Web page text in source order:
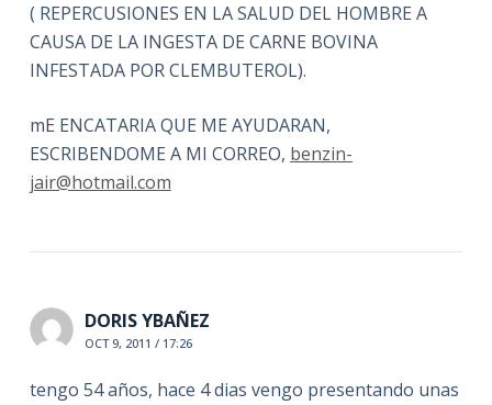
( REPERCUSIONES EN LA SALUD DEL HOMBRE A
CAUSA DE LA INGESTA DE CARNE BOVINA
INFESTADA POR CLEMBUTEROL).
mE ENCATARIA QUE ME AYUDARAN,
ESCRIBENDOME A MI CORREO, benzin-
jair@hotmail.com
DORIS YBAÑEZ
OCT 9, 2011 / 17:26
tengo 54 años, hace 4 dias vengo presentando unas